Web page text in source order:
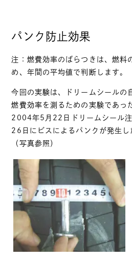
パンク防止効果
注：燃費効率のばらつきは、燃料
め、年間の平均値で判断します。
今回の実験は、ドリームシールの
燃費効率を測るための実験であっ
2004年5月22日ドリームシール
26日にビスによるパンクが発生し
（写真参照）